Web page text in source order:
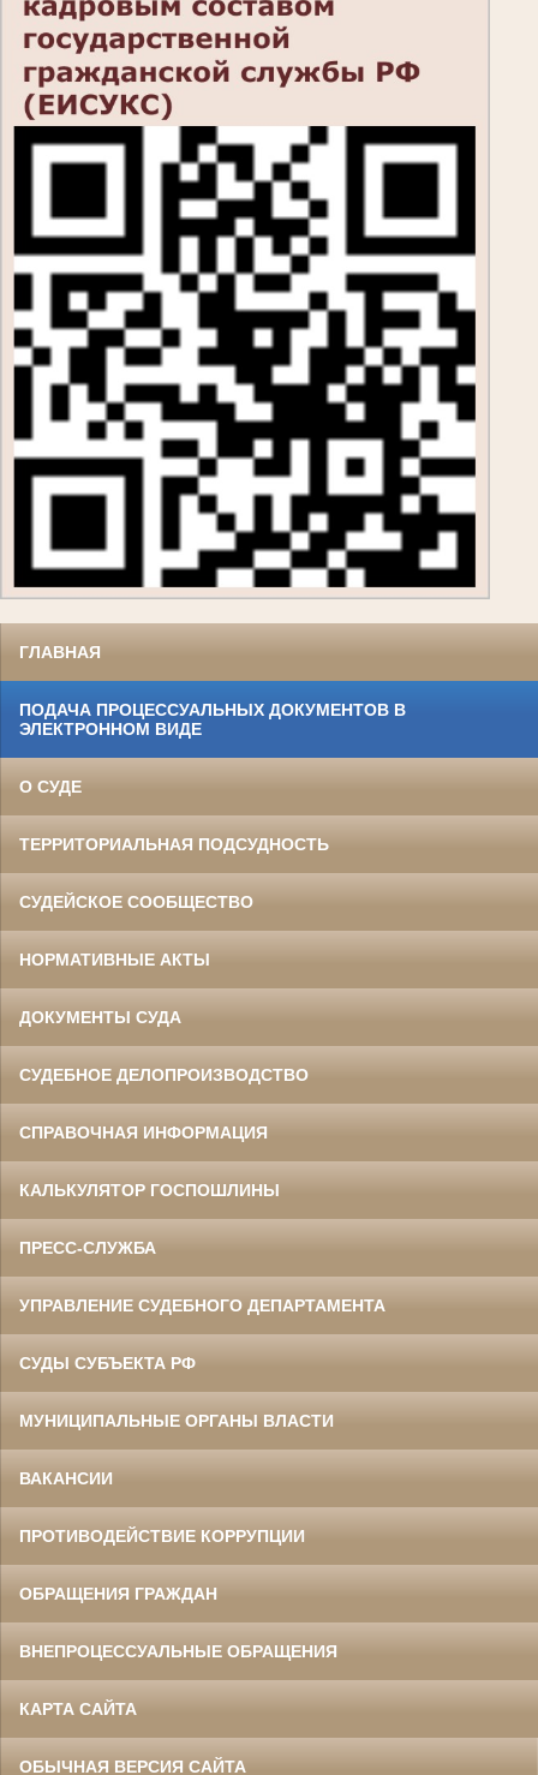
ГЛАВНАЯ
ПОДАЧА ПРОЦЕССУАЛЬНЫХ ДОКУМЕНТОВ В
ЭЛЕКТРОННОМ ВИДЕ
О СУДЕ
ТЕРРИТОРИАЛЬНАЯ ПОДСУДНОСТЬ
СУДЕЙСКОЕ СООБЩЕСТВО
НОРМАТИВНЫЕ АКТЫ
ДОКУМЕНТЫ СУДА
СУДЕБНОЕ ДЕЛОПРОИЗВОДСТВО
СПРАВОЧНАЯ ИНФОРМАЦИЯ
КАЛЬКУЛЯТОР ГОСПОШЛИНЫ
ПРЕСС-СЛУЖБА
УПРАВЛЕНИЕ СУДЕБНОГО ДЕПАРТАМЕНТА
СУДЫ СУБЪЕКТА РФ
МУНИЦИПАЛЬНЫЕ ОРГАНЫ ВЛАСТИ
ВАКАНСИИ
ПРОТИВОДЕЙСТВИЕ КОРРУПЦИИ
ОБРАЩЕНИЯ ГРАЖДАН
ВНЕПРОЦЕССУАЛЬНЫЕ ОБРАЩЕНИЯ
КАРТА САЙТА
ОБЫЧНАЯ ВЕРСИЯ САЙТА